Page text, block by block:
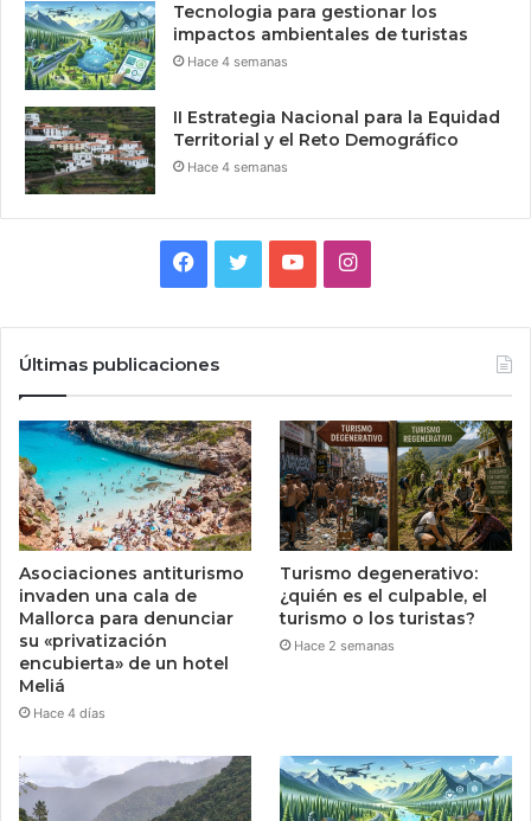
Tecnologia para gestionar los
impactos ambientales de turistas
Hace 4 semanas
II Estrategia Nacional para la Equidad
Territorial y el Reto Demográfico
Hace 4 semanas
Facebook
TwitterYouTubeInstagram
Últimas publicaciones
Asociaciones antiturismo
invaden una cala de
Mallorca para denunciar
su «privatización
encubierta» de un hotel
Meliá
Hace 4 días
Turismo degenerativo:
¿quién es el culpable, el
turismo o los turistas?
Hace 2 semanas